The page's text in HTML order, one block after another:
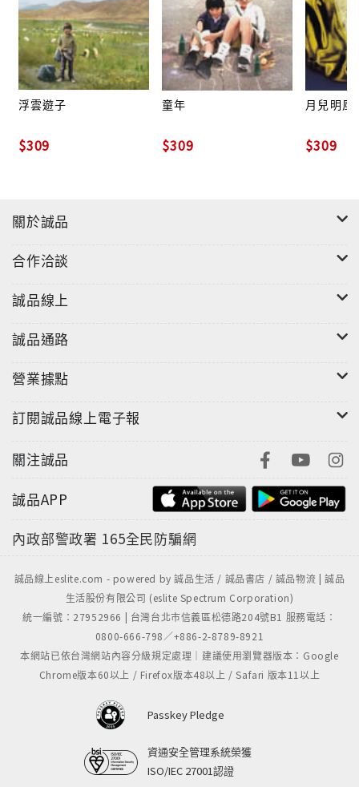
浮雲遊子
$309
童年
$309
月兒明風
$309
關於誠品
合作洽談
誠品線上
誠品通路
營業據點
訂閱誠品線上電子報
關注誠品
誠品APP
內政部警政署 165全民防騙網
誠品線上eslite.com - powered by 誠品生活 / 誠品書店 / 誠品物流 | 誠品
生活股份有限公司 (eslite Spectrum Corporation)
統一編號：27952966 | 台灣台北市信義區松德路204號B1 服務電話：
0800-666-798／+886-2-8789-8921
本網站已依台灣網站內容分級規定處理｜建議使用瀏覽器版本：Google
Chrome版本60以上 / Firefox版本48以上 / Safari 版本11以上
Passkey Pledge
資通安全管理系統榮獲
ISO/IEC 27001認證